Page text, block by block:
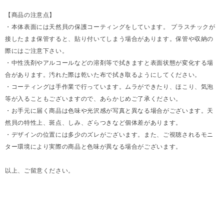
【商品の注意点】
・本体表面には天然貝の保護コーティングをしています。 プラスチックが
接したまま保管すると、貼り付いてしまう場合があります。保管や収納の
際にはご注意下さい。
・中性洗剤やアルコールなどの溶剤等で拭きますと表面状態が変化する場
合があります。汚れた際は乾いた布で拭き取るようにしてください。
・コーティングは手作業で行っています。ムラができたり、ほこり、気泡
等が入ることもございますので、あらかじめご了承ください。
・お手元に届く商品は色味や光沢感が写真と異なる場合がございます。天
然貝の特性上、斑点、しみ、ざらつきなど個体差があります。
・デザインの位置には多少のズレがございます。また、ご視聴されるモニ
ター環境により実際の商品と色味が異なる場合がございます。
以上、ご留意ください。